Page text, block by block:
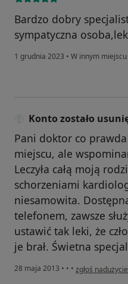
Bardzo dobry
sympatyczna
1 grudnia 2023 • W innym miejscu
Konto zostało
Pani doktor co
miejscu, ale
Leczyła całą moją
schorzeniami
niesamowita.
telefonem, zawsze
ustawić tak leki, że
je brał. Świetna
28 maja 2013 • • • w opinii
zgłoś nadużycie